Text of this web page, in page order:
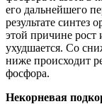
его дальнейшего
результате синтез
этой причине рост
ухудшается. Со
ниже происходит
фосфора.
Некорневая